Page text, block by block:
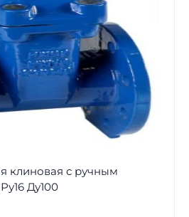
клиновая с ручным
Ду100